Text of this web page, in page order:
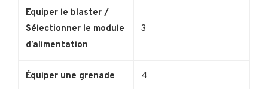
Equiper le blaster /
Sélectionner le module
d’alimentation
3
Équiper une grenade 4